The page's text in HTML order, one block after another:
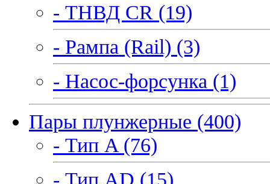
- ТНВД CR (19)
- Рампа (Rail) (3)
- Насос-форсунка (1)
Пары плунжерные (400)
- Тип A (76)
- Тип AD (15)